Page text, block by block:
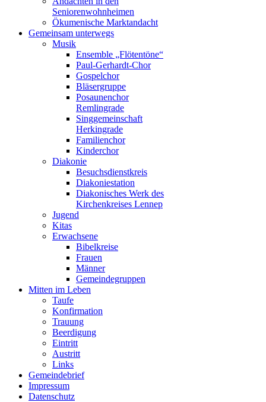
Seniorenwohnheimen
Ökumenische Marktandacht
Gemeinsam unterwegs
Musik
Ensemble „Flötentöne“
Paul-Gerhardt-Chor
Gospelchor
Bläsergruppe
Posaunenchor
Remlingrade
Singgemeinschaft
Herkingrade
Familienchor
Kinderchor
Diakonie
Besuchsdienstkreis
Diakoniestation
Diakonisches Werk des
Kirchenkreises Lennep
Jugend
Kitas
Erwachsene
Bibelkreise
Frauen
Männer
Gemeindegruppen
Mitten im Leben
Taufe
Konfirmation
Trauung
Beerdigung
Eintritt
Austritt
Links
Gemeindebrief
Impressum
Datenschutz